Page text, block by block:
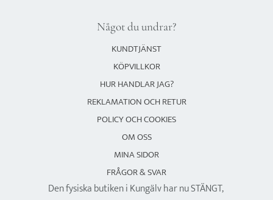
Något du undrar?
KUNDTJÄNST
KÖPVILLKOR
HUR HANDLAR JAG?
REKLAMATION OCH RETUR
POLICY OCH COOKIES
OM OSS
MINA SIDOR
FRÅGOR & SVAR
Den fysiska butiken i Kungälv har nu STÄNGT,